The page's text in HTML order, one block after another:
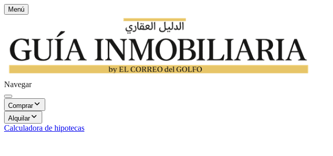
Menú
Navegar
Comprar
Alquilar
Calculadora de hipotecas